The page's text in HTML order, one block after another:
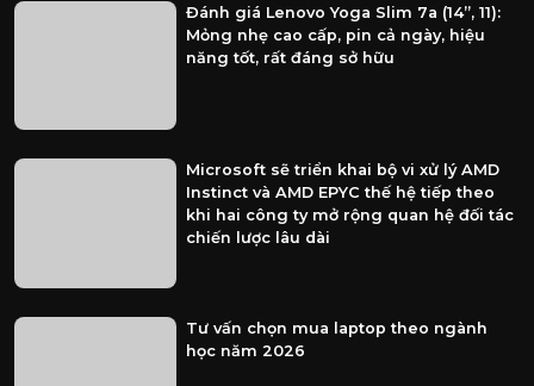
Đánh giá Lenovo Yoga Slim 7a (14”, 11):
Mỏng nhẹ cao cấp, pin cả ngày, hiệu
năng tốt, rất đáng sở hữu
Microsoft sẽ triển khai bộ vi xử lý AMD
Instinct và AMD EPYC thế hệ tiếp theo
khi hai công ty mở rộng quan hệ đối tác
chiến lược lâu dài
Tư vấn chọn mua laptop theo ngành
học năm 2026